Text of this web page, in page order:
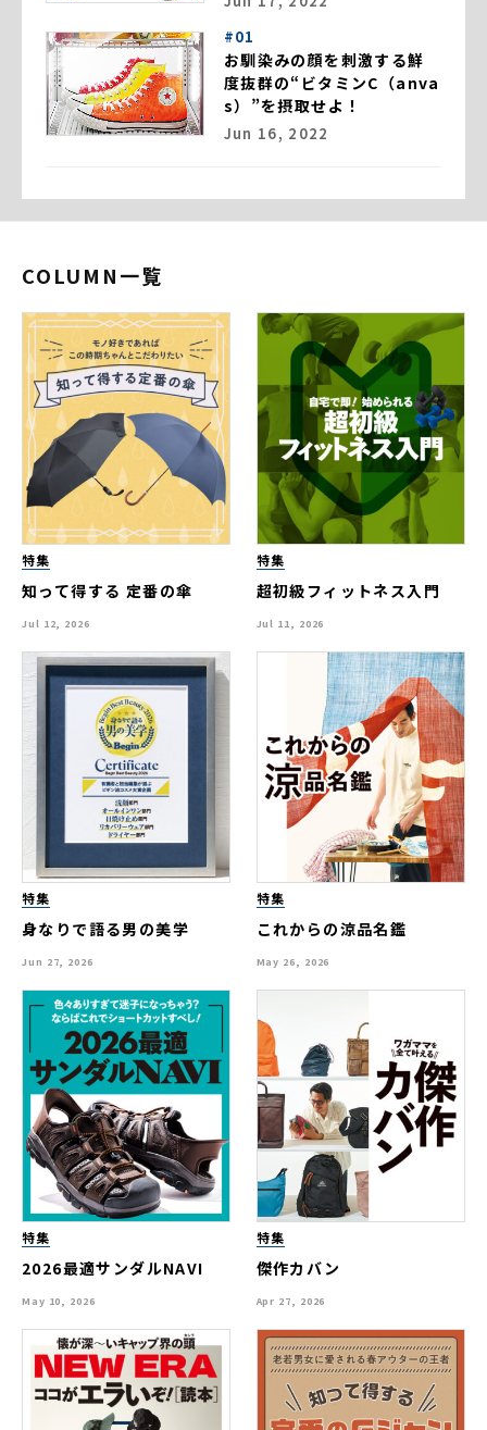
#01
お馴染みの顔を刺激する鮮
度抜群の“ビタミンC（anva
s）”を摂取せよ！
Jun 16, 2022
COLUMN一覧
特集
知って得する 定番の傘
Jul 12, 2026
特集
超初級フィットネス入門
Jul 11, 2026
特集
身なりで語る男の美学
Jun 27, 2026
特集
これからの涼品名鑑
May 26, 2026
特集
2026最適サンダルNAVI
May 10, 2026
特集
傑作カバン
Apr 27, 2026